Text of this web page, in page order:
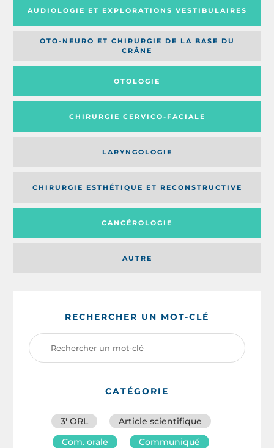
AUDIOLOGIE ET EXPLORATIONS VESTIBULAIRES
OTO-NEURO ET CHIRURGIE DE LA BASE DU
CRÂNE
OTOLOGIE
CHIRURGIE CERVICO-FACIALE
AUTRE
LARYNGOLOGIE
CHIRURGIE ESTHÉTIQUE ET RECONSTRUCTIVE
CANCÉROLOGIE
RECHERCHER UN MOT-CLÉ
CATÉGORIE
3′ ORL
Article scientifique
Com. orale
Communiqué